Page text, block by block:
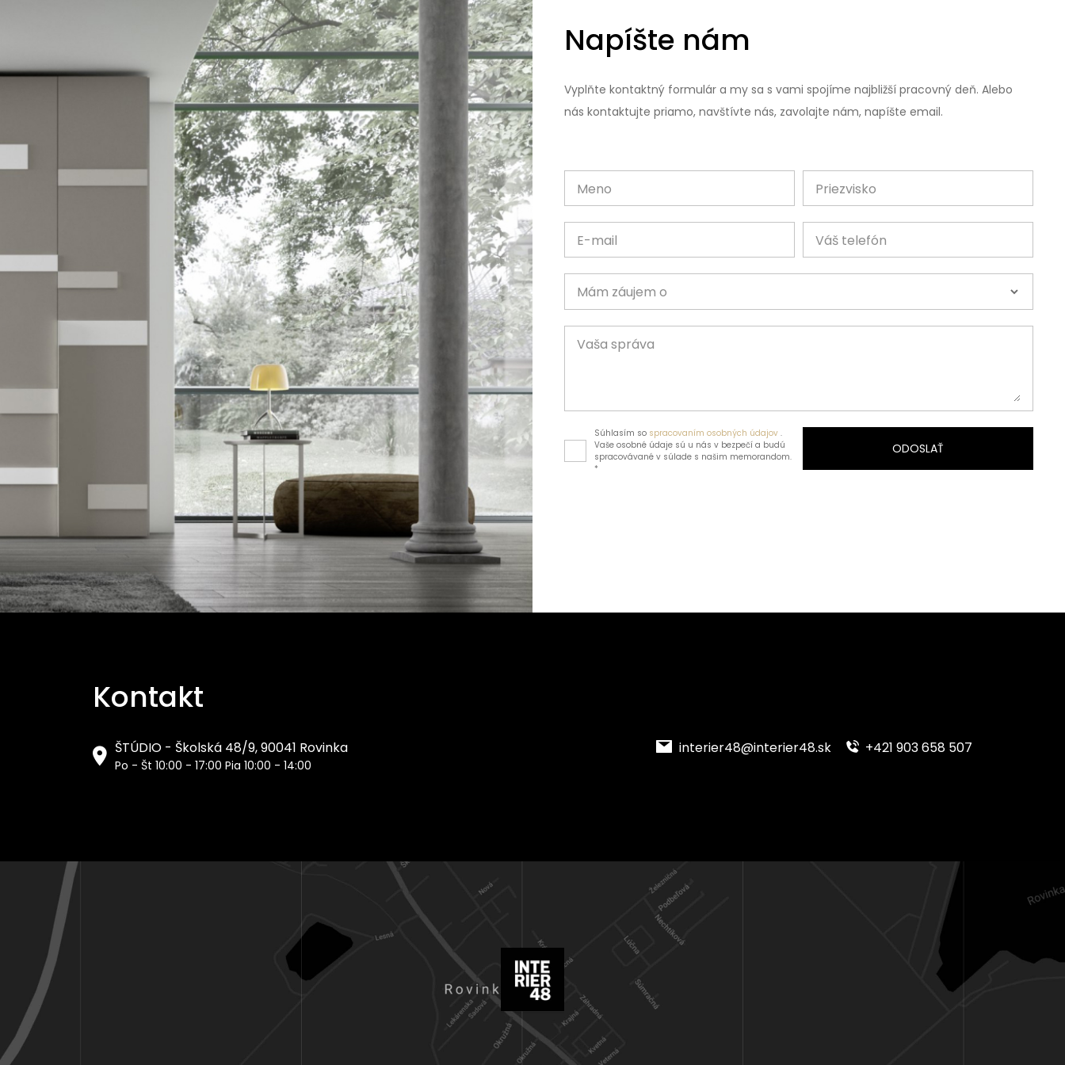
Napíšte nám
Vyplňte kontaktný formulár a my sa s vami spojíme najbližší pracovný deň. Alebo
nás kontaktujte priamo, navštívte nás, zavolajte nám, napíšte email.
Meno Priezvisko
E-mail Váš telefón
Mám záujem o
Vaša správa
Súhlasím so spracovaním osobných údajov .
Vaše osobné údaje sú u nás v bezpečí a budú
spracovávané v súlade s našim memorandom.
*
ODOSLAŤ
Kontakt
ŠTÚDIO - Školská 48/9, 90041 Rovinka
Po - Št 10:00 - 17:00 Pia 10:00 - 14:00
interier48@interier48.sk +421 903 658 507